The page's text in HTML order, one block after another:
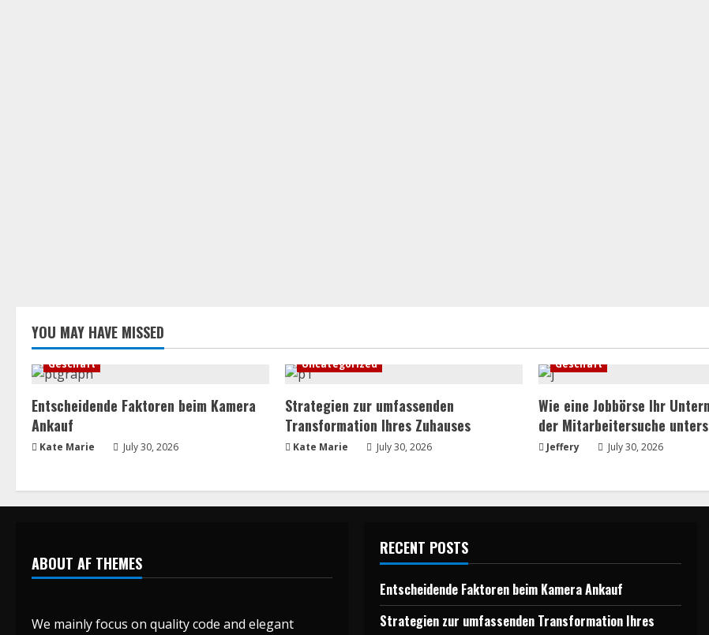
YOU MAY HAVE MISSED
Geschäft
Entscheidende Faktoren beim Kamera
Ankauf
Kate Marie July 30, 2026
Uncategorized
Strategien zur umfassenden
Transformation Ihres Zuhauses
Kate Marie July 30, 2026
Geschäft
Wie eine Jobbörse Ihr
der Mitarbeitersuche
Jeffery July 30, 2026
ABOUT AF THEMES
We mainly focus on quality code and elegant
RECENT POSTS
Entscheidende Faktoren beim Kamera Ankauf
Strategien zur umfassenden Transformation Ihres